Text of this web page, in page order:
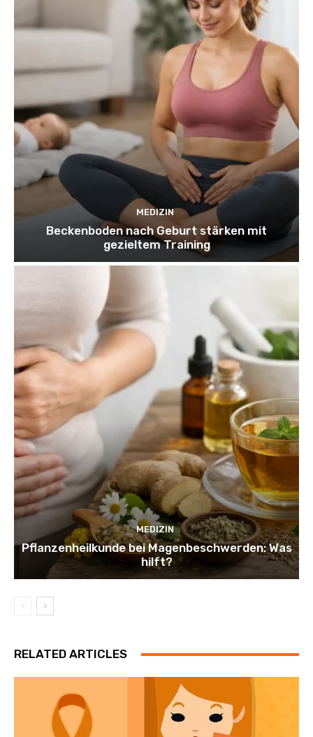
MEDIZIN
Beckenboden nach Geburt stärken mit
gezieltem Training
MEDIZIN
Pflanzenheilkunde bei Magenbeschwerden: Was
hilft?
RELATED ARTICLES